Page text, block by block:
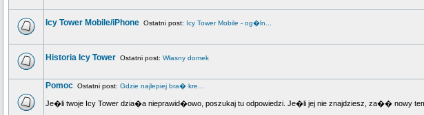
Icy Tower Mobile/iPhone Ostatni post: Icy Tower Mobile - og�ln...
Historia Icy Tower Ostatni post: Własny domek
Pomoc Ostatni post: Gdzie najlepiej bra� kre...
Je�li twoje Icy Tower dzia�a nieprawid�owo, poszukaj tu odpowiedzi. Je�li jej nie znajdziesz, za�� nowy